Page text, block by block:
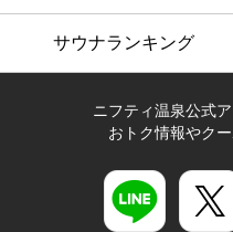
サウナランキング
ニフティ温泉公式
おトク情報やク